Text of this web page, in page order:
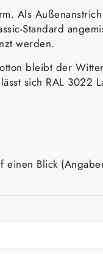
Als
Standard
werden.
bleibt der
sich RAL 3022
einen Blick